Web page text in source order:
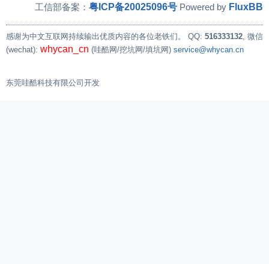
工信部备案： 粤ICP备20025096号 Powered by FluxBB
感谢为中文互联网持续输出优质内容的各位老铁们。 QQ: 516333132 , 微信
(wechat): whycan_cn (哇酷网/挖坑网/填坑网) service@whycan.cn
东莞哇酷科技有限公司开发